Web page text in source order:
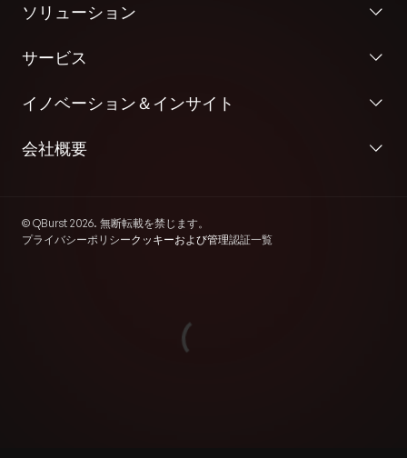
ソリューション
サービス
イノベーション＆インサイト
会社概要
© QBurst 2026. 無断転載を禁じます。
プライバシーポリシークッキーおよび管理認証一覧